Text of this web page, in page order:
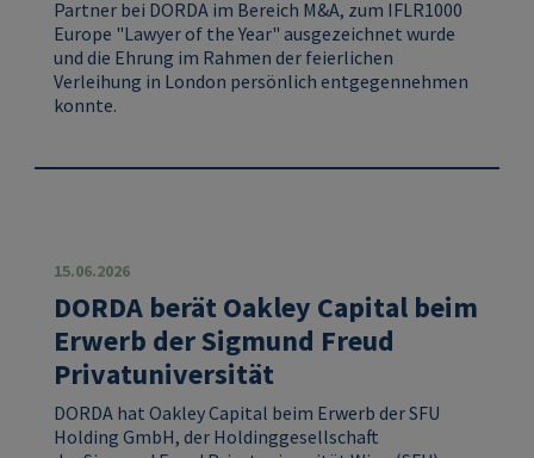
Partner bei DORDA im Bereich M&A, zum IFLR1000
Europe "Lawyer of the Year" ausgezeichnet wurde
und die Ehrung im Rahmen der feierlichen
Verleihung in London persönlich entgegennehmen
konnte.
15.06.2026
DORDA berät Oakley Capital beim
Erwerb der Sigmund Freud
Privatuniversität
DORDA hat Oakley Capital beim Erwerb derSFU
Holding GmbH, der Holdinggesellschaft